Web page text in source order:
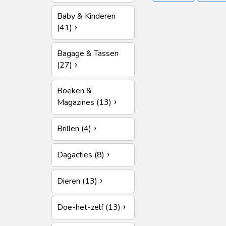
Baby & Kinderen
(41)
Bagage & Tassen
(27)
Boeken &
Magazines (13)
Brillen (4)
Dagacties (8)
Dieren (13)
Doe-het-zelf (13)